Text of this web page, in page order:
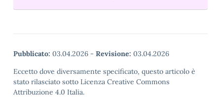
Pubblicato: 03.04.2026 - Revisione: 03.04.2026
Eccetto dove diversamente specificato, questo articolo è
stato rilasciato sotto Licenza Creative Commons
Attribuzione 4.0 Italia.